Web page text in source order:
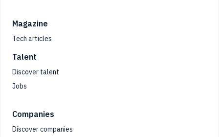
Magazine
Tech articles
Talent
Discover talent
Jobs
Companies
Discover companies